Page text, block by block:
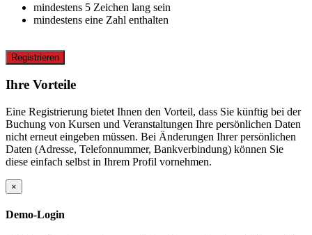
mindestens 5 Zeichen lang sein
mindestens eine Zahl enthalten
Registrieren
Ihre Vorteile
Eine Registrierung bietet Ihnen den Vorteil, dass Sie künftig bei der
Buchung von Kursen und Veranstaltungen Ihre persönlichen Daten
nicht erneut eingeben müssen. Bei Änderungen Ihrer persönlichen
Daten (Adresse, Telefonnummer, Bankverbindung) können Sie
diese einfach selbst in Ihrem Profil vornehmen.
×
Demo-Login